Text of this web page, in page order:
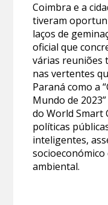
Coimbra e a
tiveram
laços de
oficial que
várias reuniões
nas vertentes
Paraná como a
Mundo de
do World Smart
políticas
inteligentes,
ambiental.